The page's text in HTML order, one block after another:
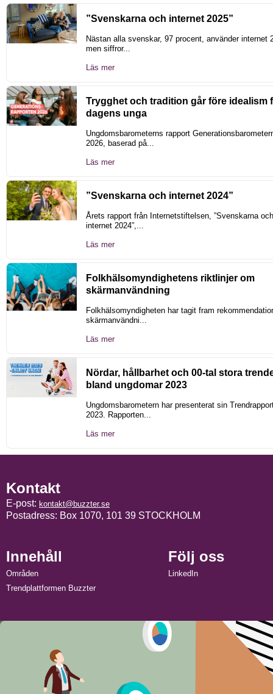
”Svenskarna och internet 2025”
Nästan alla svenskar, 97 procent, använder internet
men siffror...
Läs mer
Trygghet och tradition går före idealism
dagens unga
Ungdomsbarometerns rapport
2026, baserad på...
Läs mer
”Svenskarna och internet 2024”
Årets rapport från Internetstiftelsen, ”Svenskarna och
internet 2024”,...
Läs mer
Folkhälsomyndighetens riktlinjer om
skärmanvändning
Folkhälsomyndigheten har tagit fram
skärmanvändni...
Läs mer
Nördar, hållbarhet och 00-tal stora
bland ungdomar 2023
Ungdomsbarometern har presenterat sin
2023. Rapporten...
Läs mer
Kontakt
E-post: kontakt@buzzter.se
Postadress: Box 1070, 101 39 STOCKHOLM
Innehåll
Områden
Trendplattformen Buzzter
Följ oss
LinkedIn